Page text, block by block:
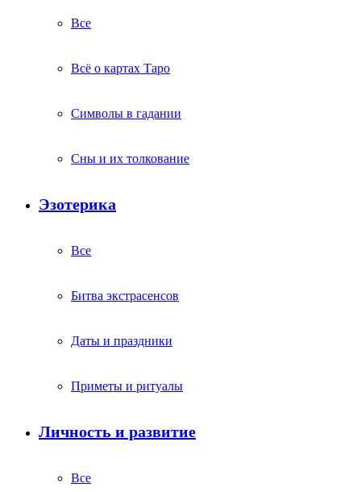
Все
Всё о картах Таро
Символы в гадании
Сны и их толкование
Эзотерика
Все
Битва экстрасенсов
Даты и праздники
Приметы и ритуалы
Личность и развитие
Все